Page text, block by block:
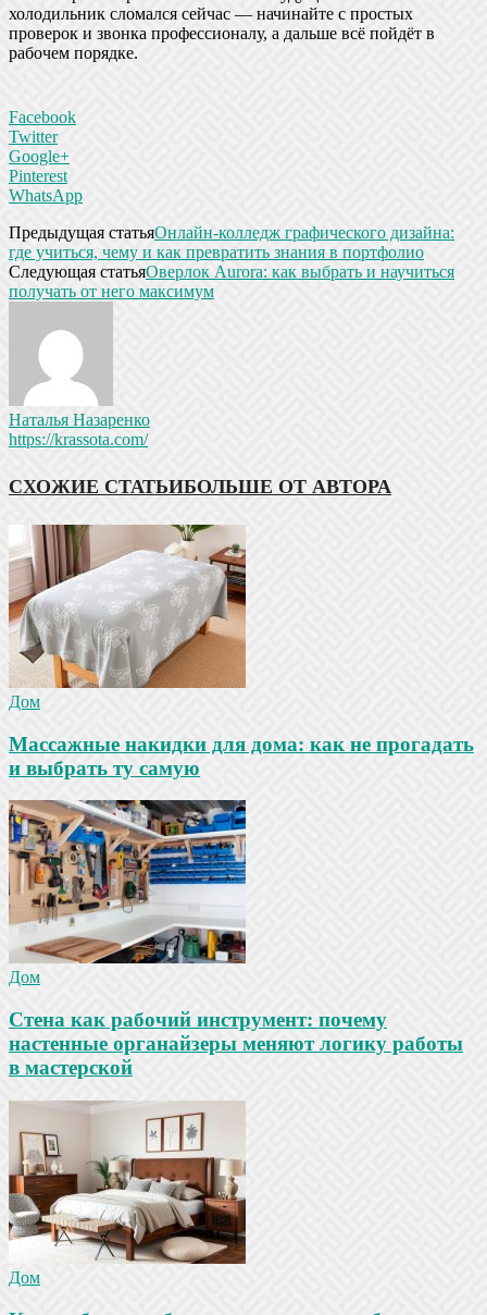
холодильник сломался сейчас — начинайте с простых
проверок и звонка профессионалу, а дальше всё пойдёт в
рабочем порядке.
Facebook
Twitter
Google+
Pinterest
WhatsApp
Предыдущая статьяОнлайн-колледж графического дизайна:
где учиться, чему и как превратить знания в портфолио
Следующая статьяОверлок Aurora: как выбрать и научиться
получать от него максимум
Наталья Назаренко
https://krassota.com/
СХОЖИЕ СТАТЬИБОЛЬШЕ ОТ АВТОРА
Дом
Массажные накидки для дома: как не прогадать
и выбрать ту самую
Дом
Стена как рабочий инструмент: почему
настенные органайзеры меняют логику работы
в мастерской
Дом